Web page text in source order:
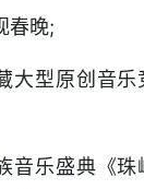
春晚;
大型原创音
音乐盛典《